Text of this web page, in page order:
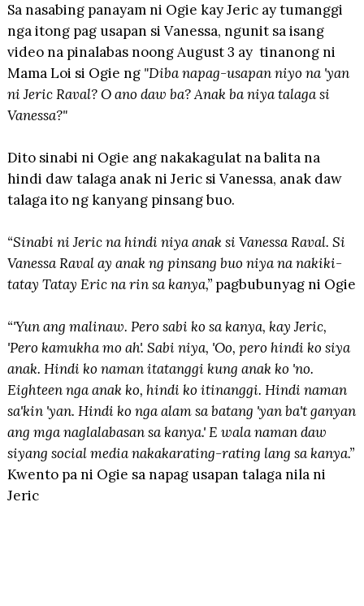
Sa nasabing panayam ni Ogie kay Jeric ay tumanggi
nga itong pag usapan si Vanessa, ngunit sa isang
video na pinalabas noong August 3 ay tinanong ni
Mama Loi si Ogie ng"Diba napag-usapan niyo na 'yan
ni Jeric Raval? O ano daw ba? Anak ba niya talaga si
Vanessa?"
Dito sinabi ni Ogie ang nakakagulat na balita na
hindi daw talaga anak ni Jeric si Vanessa, anak daw
talaga ito ng kanyang pinsang buo.
“Sinabi ni Jeric na hindi niya anak si Vanessa Raval. Si
Vanessa Raval ay anak ng pinsang buo niya na nakiki-
tatay Tatay Eric na rin sa kanya,” pagbubunyag ni Ogie
“'Yun ang malinaw. Pero sabi ko sa kanya, kay Jeric,
'Pero kamukha mo ah'. Sabi niya, 'Oo, pero hindi ko siya
anak. Hindi ko naman itatanggi kung anak ko 'no.
Eighteen nga anak ko, hindi ko itinanggi. Hindi naman
sa'kin 'yan. Hindi ko nga alam sa batang 'yan ba't ganyan
ang mga naglalabasan sa kanya.' E wala naman daw
siyang social media nakakarating-rating lang sa kanya.”
Kwento pa ni Ogie sa napag usapan talaga nila ni
Jeric